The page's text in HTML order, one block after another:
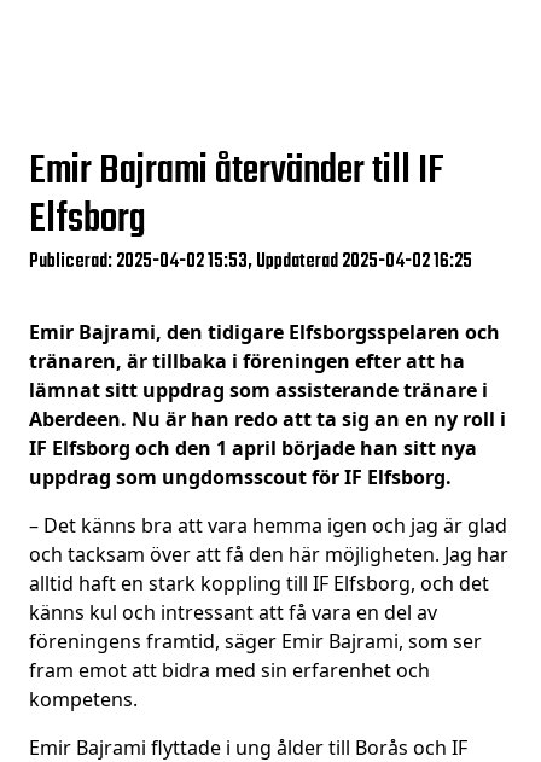
Emir Bajrami återvänder till IF
Elfsborg
Publicerad: 2025-04-02 15:53, Uppdaterad 2025-04-02 16:25
Emir Bajrami, den tidigare Elfsborgsspelaren och
tränaren, är tillbaka i föreningen efter att ha
lämnat sitt uppdrag som assisterande tränare i
Aberdeen. Nu är han redo att ta sig an en ny roll i
IF Elfsborg och den 1 april började han sitt nya
uppdrag som ungdomsscout för IF Elfsborg.
– Det känns bra att vara hemma igen och jag är glad
och tacksam över att få den här möjligheten. Jag har
alltid haft en stark koppling till IF Elfsborg, och det
känns kul och intressant att få vara en del av
föreningens framtid, säger Emir Bajrami, som ser
fram emot att bidra med sin erfarenhet och
kompetens.
Emir Bajrami flyttade i ung ålder till Borås och IF